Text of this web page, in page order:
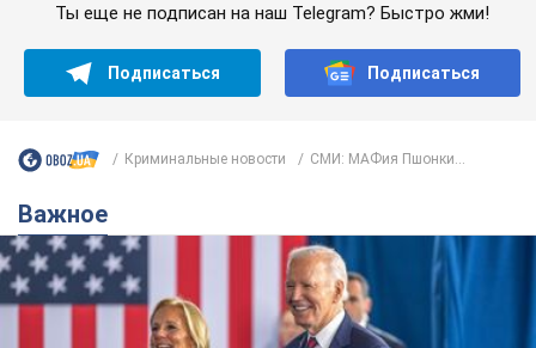
Ты еще не подписан на наш Telegram? Быстро жми!
Подписаться Подписаться
Криминальные новости СМИ: МАФия Пшонки...
Важное